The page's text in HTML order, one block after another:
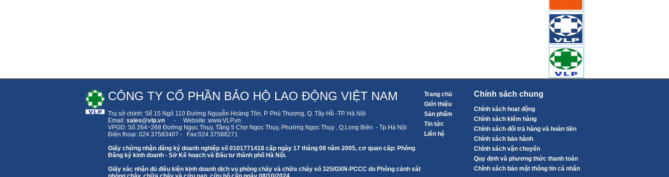
CÔNG TY CỔ PHẦN BẢO HỘ LAO ĐỘNG VIỆT NAM
Trụ sở chính: Số 15 Ngõ 110 Đường Nguyễn Hoàng Tôn, P. Phú Thượng, Q. Tây Hồ -TP. Hà Nội
Email: sales@vlp.vn - Website: www.VLP.vn
VPGD: Số 264~268 Đường Ngọc Thụy, Tầng 5 Chợ Ngọc Thụy, Phường Ngọc Thụy , Q.Long Biên - Tp.Hà Nội
Điện thoại: 024.37583407 - Fax:024.37588271
Giấy chứng nhận đăng ký doanh nghiệp số 0101771418 cấp ngày 17 tháng 08 năm 2005, cơ quan cấp: Phòng
Đăng ký kinh doanh - Sở Kế hoạch và Đầu tư thành phố Hà Nội.
Giấy xác nhận đủ điều kiện kinh doanh dịch vụ phòng cháy và chữa cháy số 325/GXN-PCCC do Phòng cảnh sát
Trang chủ
Giới thiệu
Sản phẩm
Tin tức
Liên hệ
Chính sách chung
Chính sách hoạt động
Chính sách kiểm hàng
Chính sách đổi trả hàng và hoàn tiền
Chính sách bảo hành
Chính sách vận chuyển
Quy định và phương thức thanh toán
Chính sách bảo mật thông tin cá nhân